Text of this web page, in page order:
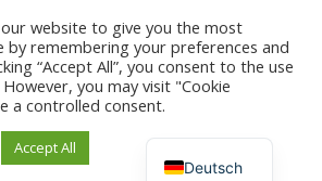
© 2019 - 2026 raxxa
website to give you the most
by remembering your preferences and
“Accept All”, you consent to the use
you may visit "Cookie
a controlled consent.
Accept All
Vertrag widerrufen Deutsch
Español
Français
Italiano